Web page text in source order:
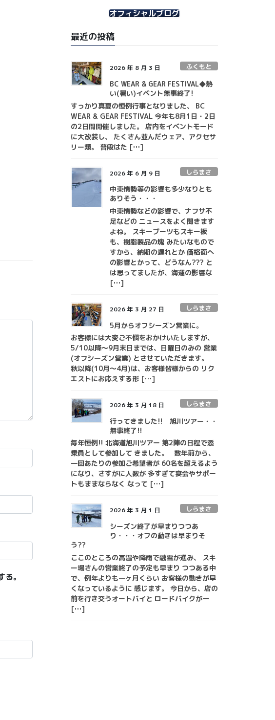
。
オフィシャルブログ
最近の投稿
2026 年 8 月 3 日 ふくもと
BC WEAR & GEAR FESTIVAL◆熱
い(暑い)イベント無事終了!
すっかり真夏の恒例行事となりました、 BC
WEAR & GEAR FESTIVAL 今年も8月1日・2日
の2日間開催しました。 店内をイベントモード
に大改装し、 たくさん並んだウェア、アクセサ
リー類。 普段はた […]
2026 年 6 月 9 日 しらまさ
中東情勢等の影響も多少なりとも
ありそう・・・
中東情勢などの影響で、ナフサ不
足などの ニュースをよく聞きます
よね。 スキーブーツもスキー板
も、樹脂製品の塊 みたいなもので
すから、納期の遅れとか 価格面へ
の影響とかって、どうなん??? と
は思ってましたが、海運の影響な
[…]
2026 年 3 月 27 日 しらまさ
5月からオフシーズン営業に。
お客様には大変ご不憫をおかけいたしますが、
5/10以降～9月末日までは、日曜日のみの 営業
(オフシーズン営業) とさせていただきます。
秋以降(10月～4月)は、お客様皆様からの リク
エストにお応えする形 […]
2026 年 3 月 18 日 しらまさ
行ってきました!! 旭川ツアー・・
無事終了!!
毎年恒例!! 北海道旭川ツアー 第2陣の日程で添
乗員として参加して きました。 数年前から、
一回あたりの参加ご希望者が 60名を超えるよう
になり、さすがに人数が 多すぎて宴会やサポー
トもままならなく なって […]
2026 年 3 月 1 日 しらまさ
シーズン終了が早まりつつあ
り・・・オフの動きは早まりそ
う??
ここのところの高温や降雨で融雪が進み、 スキ
ー場さんの営業終了の予定も早まり つつある中
で、例年よりも一ヶ月くらい お客様の動きが早
くなっているように 感じます。 今日から、店の
前を行き交うオートバイと ロードバイクが一
[…]